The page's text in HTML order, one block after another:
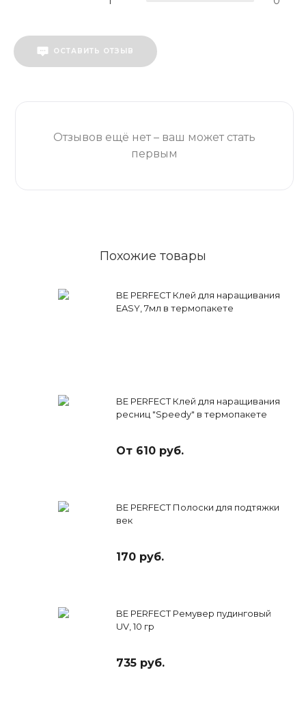
ОСТАВИТЬ ОТЗЫВ
Отзывов ещё нет – ваш может стать
первым
Похожие товары
BE PERFECT Клей для наращивания
EASY, 7мл в термопакете
BE PERFECT Клей для наращивания
ресниц "Speedy" в термопакете
От 610 руб.
BE PERFECT Полоски для подтяжки
век
170 руб.
BE PERFECT Ремувер пудинговый
UV, 10 гр
735 руб.